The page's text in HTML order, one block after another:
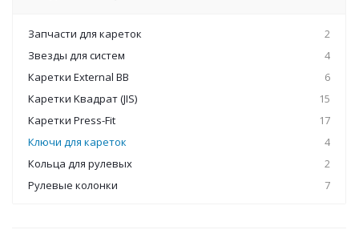
Запчасти для кареток
2
Звезды для систем
4
Каретки External BB
6
Каретки Kвадрат (JIS)
15
Каретки Press-Fit
17
Ключи для кареток
4
Кольца для рулевых
2
Рулевые колонки
7